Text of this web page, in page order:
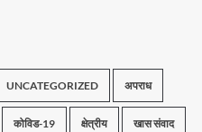
UNCATEGORIZED अपराध
कोविड-19 क्षेत्रीय खास संवाद